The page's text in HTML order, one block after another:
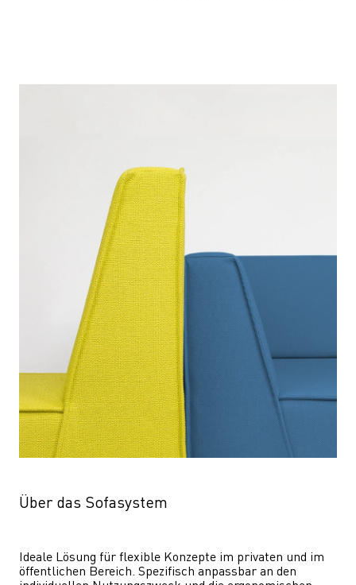
Über das Sofasystem
Ideale Lösung für flexible Konzepte im privaten und im
öffentlichen Bereich. Spezifisch anpassbar an den